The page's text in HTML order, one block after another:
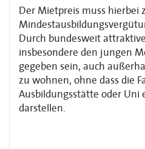
Der Mietpreis muss hierbei
Durch bundesweit
insbesondere den jungen
gegeben sein, auch
zu wohnen, ohne dass die
Ausbildungsstätte oder Uni
darstellen.